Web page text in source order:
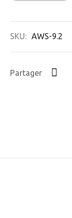
SKU: AWS-9.2
Partager